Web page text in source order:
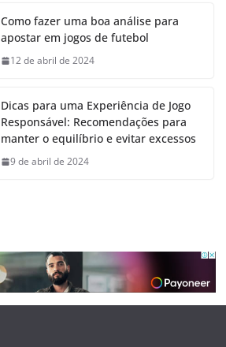
Como fazer uma boa análise para
apostar em jogos de futebol
12 de abril de 2024
Dicas para uma Experiência de Jogo
Responsável: Recomendações para
manter o equilíbrio e evitar excessos
9 de abril de 2024